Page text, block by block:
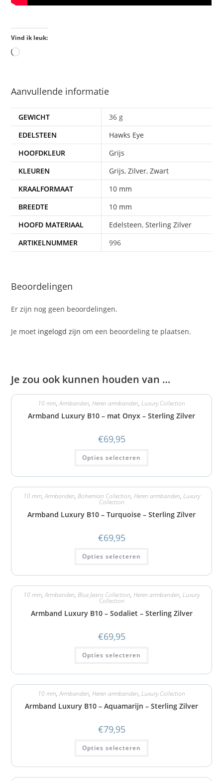
Vind ik leuk:
Aanvullende informatie
GEWICHT
36 g
EDELSTEEN
Hawks Eye
HOOFDKLEUR
Grijs
KLEUREN
Grijs,Zilver,Zwart
KRAALFORMAAT
10 mm
BREEDTE
10 mm
HOOFD MATERIAAL
Edelsteen,Sterling Zilver
ARTIKELNUMMER
996
Beoordelingen
Er zijn nog geen beoordelingen.
Je moet ingelogd zijn om een beoordeling te plaatsen.
Je zou ook kunnen houden van …
10 mm,Armbanden, Heren armbanden, Luxury Collection
Armband Luxury B10 – mat Onyx – Sterling Zilver
€69,95
Opties selecteren
10 mm,Armbanden, Bohemian Collection, Heren armbanden, Luxury
Collection
Armband Luxury B10 – Turquoise – Sterling Zilver
€69,95
Opties selecteren
10 mm,Armbanden, Blue Jeans Collection, Heren armbanden, Luxury
Collection
Armband Luxury B10 – Sodaliet – Sterling Zilver
€69,95
Opties selecteren
10 mm,Armbanden, Heren armbanden, Luxury Collection
Armband Luxury B10 – Aquamarijn – Sterling Zilver
€79,95
Opties selecteren